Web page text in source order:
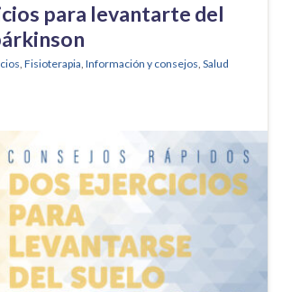
para levantarte del
, Fisioterapia, Información y consejos, Salud